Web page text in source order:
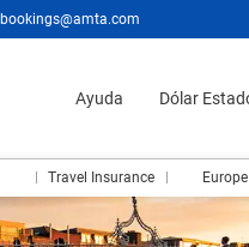
bookings@amta.com
Ayuda Dólar
Travel Insurance Europe